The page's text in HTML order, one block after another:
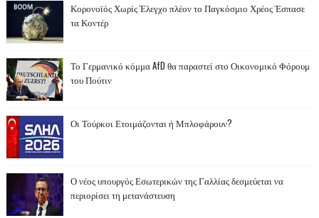
Κορονοϊός Χωρίς Έλεγχο πλέον το Παγκόσμιο Χρέος Έσπασε
τα Κοντέρ
Το Γερμανικό κόμμα AfD θα παραστεί στο Οικονομικό Φόρουμ
του Πούτιν
Οι Τούρκοι Ετοιμάζονται ή Μπλοφάρουν?
Ο νέος υπουργός Εσωτερικών της Γαλλίας δεσμεύεται να
περιορίσει τη μετανάστευση